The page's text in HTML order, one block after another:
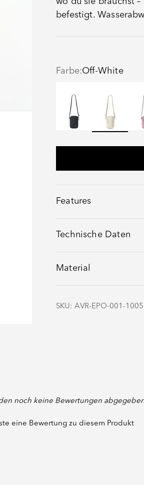
befestigt.
Farbe:Off-White
Features
Technische Daten
Material
SKU: AVR-EPO-001-
noch keine Bewertungen
eine Bewertung zu diesem Produkt